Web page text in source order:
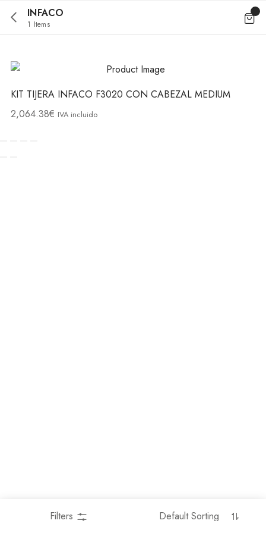
INFACO
1 Items
Filters
KIT TIJERA INFACO F3020 CON CABEZAL MEDIUM
2,064.38€ IVA incluido